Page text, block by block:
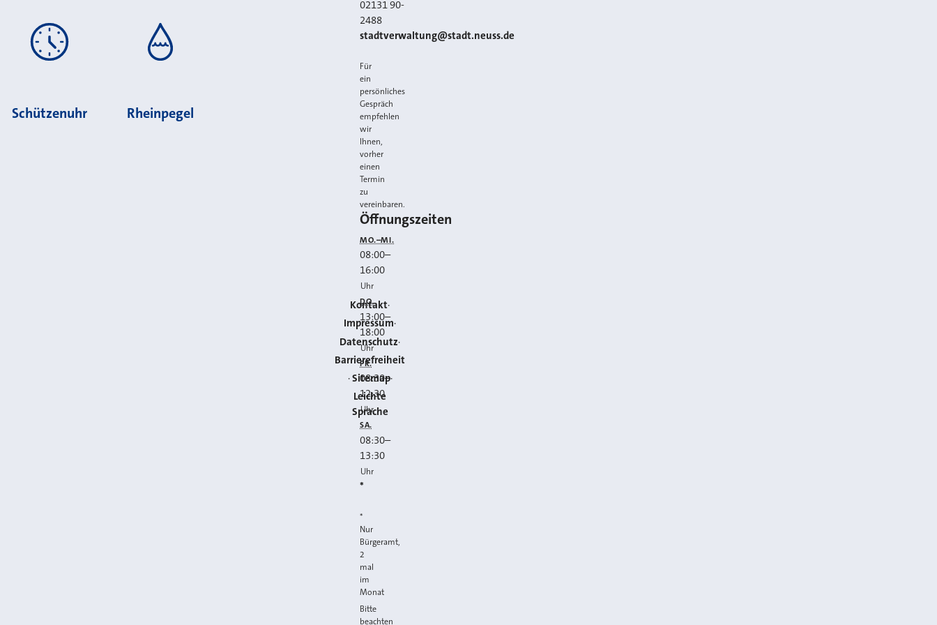
Schützenuhr Rheinpegel
Kontakt
Impressum
Datenschutz
Barrierefreiheit
Sitemap
Leichte
Sprache
02131 90-
2488
E-MAIL
stadtverwaltung@stadt.neuss.de
Für
ein
persönliches
Gespräch
empfehlen
wir
Ihnen,
vorher
einen
Termin
zu
vereinbaren.
Öffnungszeiten
MO.–MI.
08:00–
16:00
Uhr
DO.
13:00–
18:00
Uhr
FR.
08:30–
12:30
Uhr
SA.
08:30–
13:30
Uhr
*
*
Nur
Bürgeramt,
2
mal
im
Monat
Bitte
beachten